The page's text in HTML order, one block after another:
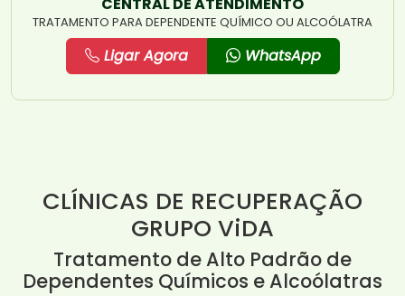
CENTRAL DE ATENDIMENTO
TRATAMENTO PARA DEPENDENTE QUÍMICO OU ALCOÓLATRA
Ligar Agora WhatsApp
CLÍNICAS DE RECUPERAÇÃO
GRUPO ViDA
Tratamento de Alto Padrão de
Dependentes Químicos e Alcoólatras